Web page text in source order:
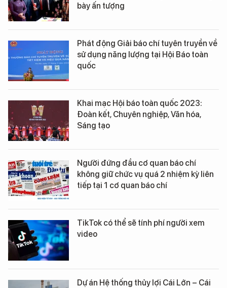
bày ấn tượng
Phát động Giải báo chí tuyên truyền về
sử dụng năng lượng tại Hội Báo toàn
quốc
Khai mạc Hội báo toàn quốc 2023:
Đoàn kết, Chuyên nghiệp, Văn hóa,
Sáng tạo
Người đứng đầu cơ quan báo chí
không giữ chức vụ quá 2 nhiệm kỳ liên
tiếp tại 1 cơ quan báo chí
TikTok có thể sẽ tính phí người xem
video
Dự án Hệ thống thủy lợi Cái Lớn – Cái